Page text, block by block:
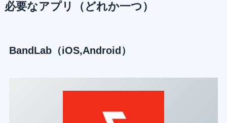
必要なアプリ（どれか一つ）
BandLab（iOS,Android）